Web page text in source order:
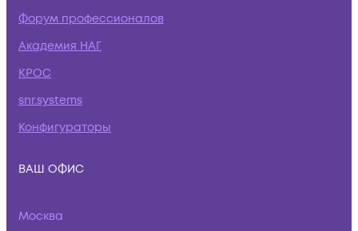
Форум профессионалов
Академия НАГ
КРОС
snr.systems
Конфигураторы
ВАШ ОФИС
Москва